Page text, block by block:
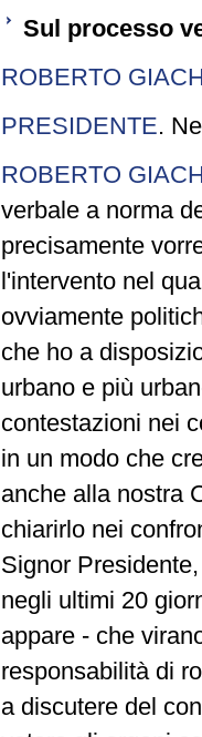
Sul processo
ROBERTO
PRESIDENTE.
ROBERTO
verbale a norma
precisamente
l'intervento nel
ovviamente
che ho a
urbano e più
contestazioni nei
in un modo che
anche alla nostra
chiarirlo nei
Signor
negli ultimi 20
appare - che
responsabilità di
a discutere del